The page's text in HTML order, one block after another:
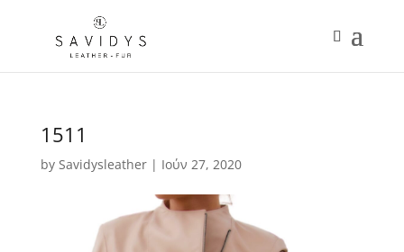
1511
by Savidysleather| Ιούν 27, 2020